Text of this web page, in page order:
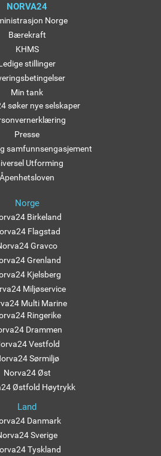
NORVA24
Norge
Bærekraft
KHMS
stillinger
Min tank
søker nye selskaper
Presse
samfunnsengasjement
Utforming
Åpenhetsloven
Norge
Birkeland
Flagstad
Gravco
Grenland
Kjelsberg
Miljøservice
Multi Marine
Ringerike
Drammen
Vestfold
Sørmiljø
Norva24 Øst
Østfold Høytrykk
Land
Danmark
Sverige
Tyskland